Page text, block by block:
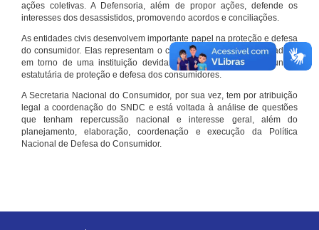
ações coletivas. A Defensoria, além de propor ações, defende os
interesses dos desassistidos, promovendo acordos e conciliações.
As entidades civis desenvolvem importante papel na proteção e defesa
do consumidor. Elas representam o conjunto organizado de cidadãos
em torno de uma instituição devidamente registrada e com função
estatutária de proteção e defesa dos consumidores.
A Secretaria Nacional do Consumidor, por sua vez, tem por atribuição
legal a coordenação do SNDC e está voltada à análise de questões
que tenham repercussão nacional e interesse geral, além do
planejamento, elaboração, coordenação e execução da Política
Nacional de Defesa do Consumidor.